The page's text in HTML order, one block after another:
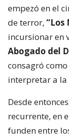
empezó en el
de terror, “Los
incursionar en
Abogado del
consagró
interpretar a la
Desde
recurrente, en
funden entre